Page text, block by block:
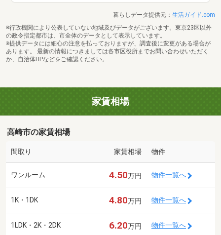
暮らしデータ提供元： 生活ガイド.com
※行政機関により公表していない地域及びデータがございます。東京23区以外
の政令指定都市は、市全体のデータとして表示しています。
※提供データには細心の注意を払っておりますが、調査後に変更がある場合が
あります。 最新の情報につきましては各市区役所までお問い合わせいただく
か、自治体HPなどをご確認ください。
家賃相場
高崎市の家賃相場
間取り 家賃相場 物件
ワンルーム 4.50万円 物件一覧へ
1K・1DK 4.80万円 物件一覧へ
1LDK・2K・2DK 6.20万円 物件一覧へ